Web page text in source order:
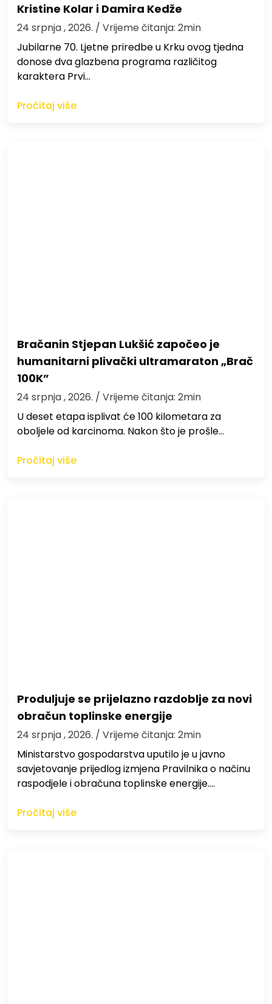
Kristine Kolar i Damira Kedže
24 srpnja , 2026. / Vrijeme čitanja: 2min
Jubilarne 70. Ljetne priredbe u Krku ovog tjedna
donose dva glazbena programa različitog
karaktera Prvi…
Pročitaj više
Bračanin Stjepan Lukšić započeo je
humanitarni plivački ultramaraton „Brač
100K”
24 srpnja , 2026. / Vrijeme čitanja: 2min
U deset etapa isplivat će 100 kilometara za
oboljele od karcinoma. Nakon što je prošle…
Pročitaj više
Produljuje se prijelazno razdoblje za novi
obračun toplinske energije
24 srpnja , 2026. / Vrijeme čitanja: 2min
Ministarstvo gospodarstva uputilo je u javno
savjetovanje prijedlog izmjena Pravilnika o načinu
raspodjele i obračuna toplinske energije.…
Pročitaj više